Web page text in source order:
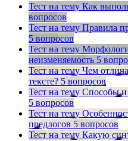
Тест на тему Как
вопросов
Тест на тему Правила
5 вопросов
Тест на тему
неизменяемость 5
Тест на тему Чем
тексте? 5 вопросов
Тест на тему Способы и
5 вопросов
Тест на тему
предлогов 5 вопросов
Тест на тему Какую